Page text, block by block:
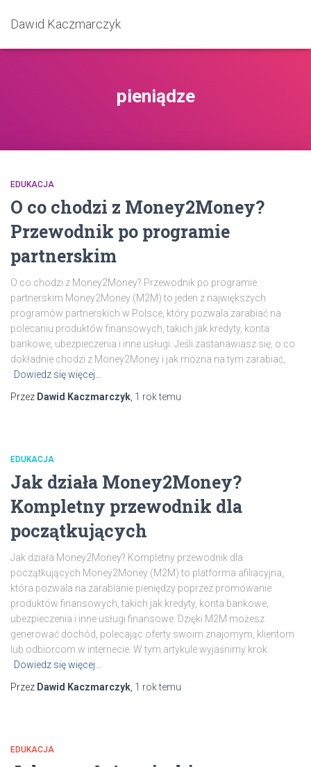
Dawid Kaczmarczyk
pieniądze
EDUKACJA
O co chodzi z Money2Money?
Przewodnik po programie
partnerskim
O co chodzi z Money2Money? Przewodnik po programie
partnerskim Money2Money (M2M) to jeden z największych
programów partnerskich w Polsce, który pozwala zarabiać na
polecaniu produktów finansowych, takich jak kredyty, konta
bankowe, ubezpieczenia i inne usługi. Jeśli zastanawiasz się, o co
dokładnie chodzi z Money2Money i jak można na tym zarabiać,
Dowiedz się więcej…
Przez Dawid Kaczmarczyk 1 roktemu
EDUKACJA
Jak działa Money2Money?
Kompletny przewodnik dla
początkujących
Jak działa Money2Money? Kompletny przewodnik dla
początkujących Money2Money (M2M) to platforma afiliacyjna,
która pozwala na zarabianie pieniędzy poprzez promowanie
produktów finansowych, takich jak kredyty, konta bankowe,
ubezpieczenia i inne usługi finansowe. Dzięki M2M możesz
generować dochód, polecając oferty swoim znajomym, klientom
lub odbiorcom w internecie. W tym artykule wyjaśnimy krok
Dowiedz się więcej…
Przez Dawid Kaczmarczyk 1 roktemu
EDUKACJA